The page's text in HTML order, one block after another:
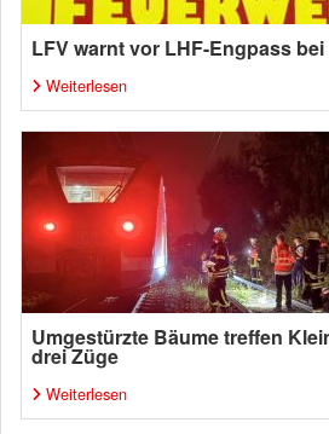
LFV warnt vor LHF-Engpass
Weiterlesen
Umgestürzte Bäume treffen
drei Züge
Weiterlesen